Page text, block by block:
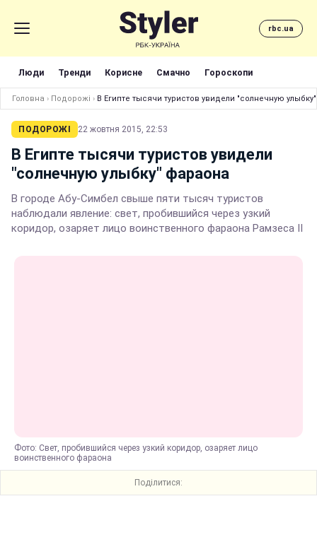
rbc.ua
Люди Тренди Корисне Смачно Гороскопи
Головна › Подорожі › В Египте тысячи туристов увидели "солнечную
ПОДОРОЖІ 22 жовтня 2015, 22:53
В Египте тысячи туристов увидели
"солнечную улыбку" фараона
В городе Абу-Симбел свыше пяти тысяч туристов
наблюдали явление: свет, пробившийся через узкий
коридор, озаряет лицо воинственного фараона Рамзеса II
Фото: Свет, пробившийся через узкий коридор, озаряет лицо
воинственного фараона
Поділитися: